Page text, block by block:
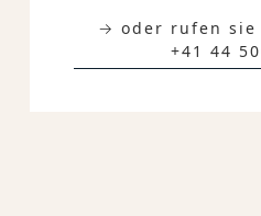
→ oder rufen sie
+41 44